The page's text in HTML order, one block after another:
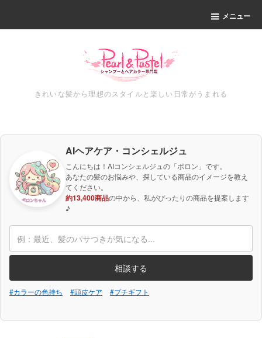
メニュー
きれいな髪から理想のスタイルと楽しい日常がうまれる
AIヘアケア・コンシェルジュ
こんにちは！AIコンシェルジュの「ポロン」です。
あなたの髪のお悩みや、探している商品のイメージを教え
てください。
約13,400商品の中から、私がぴったりの商品を提案します
♪
相談する
#カラーの色持ち #頭皮ケア #プチギフト